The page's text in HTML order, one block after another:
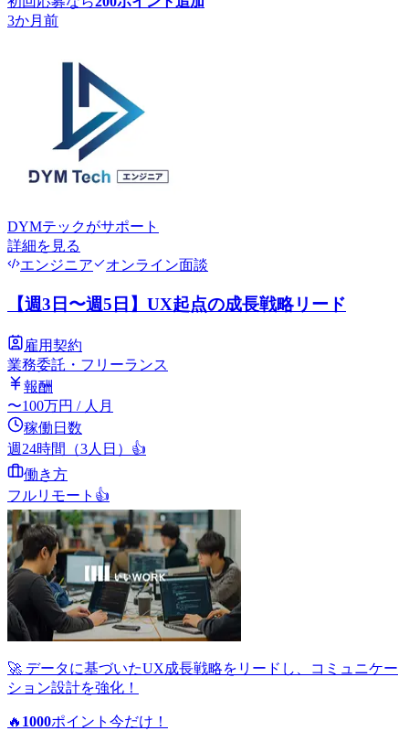
3か月前
DYMテックがサポート
詳細を見る
エンジニア
オンライン面談
【週3日〜週5日】UX起点の成長戦略リード
雇用契約
業務委託・フリーランス
報酬
〜100万円 / 人月
稼働日数
週24時間（3人日） 👍
働き方
フルリモート 👍
🚀 データに基づいたUX成長戦略をリードし、コミュニケー
ション設計を強化！
🔥 1000ポイント 今だけ！